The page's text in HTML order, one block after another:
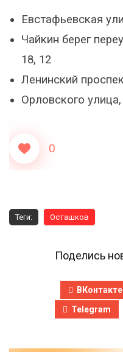
Евстафьевская
Чайкин берег
18, 12
Ленинский
Орловского
0
Теги: Осташков
Поделись
ВКонтакте
Telegram